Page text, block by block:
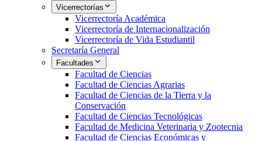
Vicerrectorías
Vicerrectoría Académica
Vicerrectoría de Internacionalización
Vicerrectoría de Vida Estudiantil
Secretaría General
Facultades
Facultad de Ciencias
Facultad de Ciencias Agrarias
Facultad de Ciencias de la Tierra y la
Conservación
Facultad de Ciencias Tecnológicas
Facultad de Medicina Veterinaria y Zootecnia
Facultad de Ciencias Económicas y